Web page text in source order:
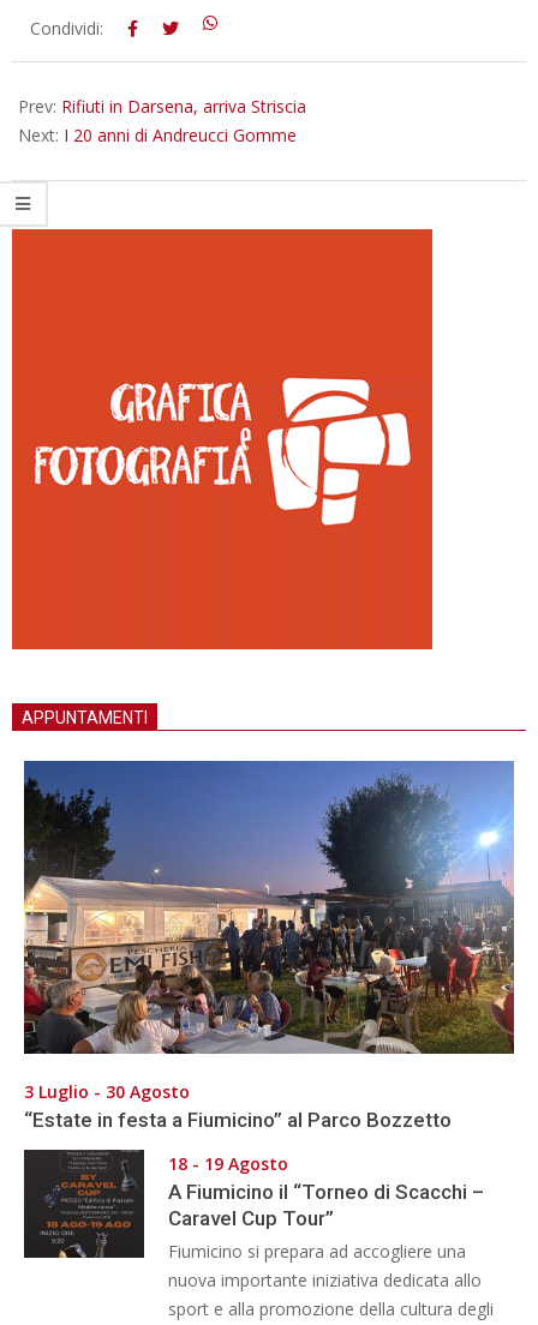
2015-
Condividi:
Prev: Rifiuti in Darsena, arriva Striscia
Next: I 20 anni di Andreucci Gomme
APPUNTAMENTI
3 Luglio - 30 Agosto
“Estate in festa a Fiumicino” al Parco Bozzetto
18 - 19 Agosto
A Fiumicino il “Torneo di Scacchi –
Caravel Cup Tour”
Fiumicino si prepara ad accogliere una
nuova importante iniziativa dedicata allo
sport e alla promozione della cultura degli